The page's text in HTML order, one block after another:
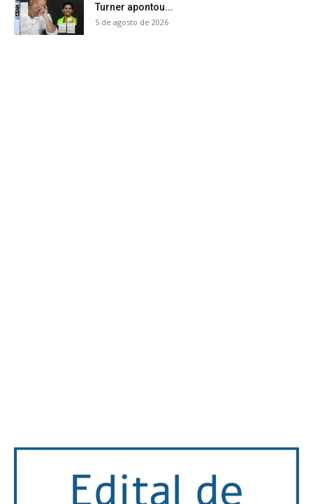
Turner apontou...
5 de agosto de 2026